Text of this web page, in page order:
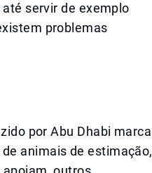
servir de exemplo
problemas
por Abu Dhabi marca
animais de estimação,